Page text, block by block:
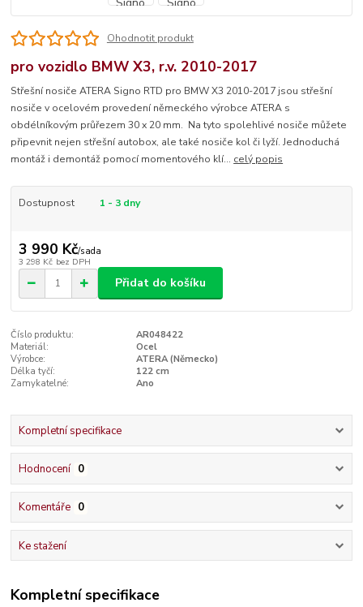
Ohodnotit produkt
pro vozidlo BMW X3, r.v. 2010-2017
Střešní nosiče ATERA Signo RTD pro BMW X3 2010-2017 jsou střešní
nosiče v ocelovém provedení německého výrobce ATERA s
obdélníkovým průřezem 30 x 20 mm. Na tyto spolehlivé nosiče můžete
připevnit nejen střešní autobox, ale také nosiče kol či lyží. Jednoduchá
montáž i demontáž pomocí momentového klí... celý popis
Dostupnost 1 - 3 dny
3 990 Kč/sada
3 298 Kč bez DPH
Přidat do košíku
Číslo produktu:
AR048422
Materiál:
Ocel
Výrobce:
ATERA (Německo)
Délka tyčí:
122 cm
Zamykatelné:
Ano
Kompletní specifikace
Hodnocení 0
Komentáře 0
Ke stažení
Kompletní specifikace